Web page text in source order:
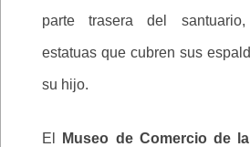
parte trasera del
estatuas que cubren sus
su hijo.
El Museo de Comercio de